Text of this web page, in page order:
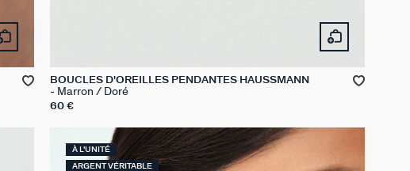
BOUCLES D'OREILLES PENDANTES HAUSSMANN
Marron / Doré
60 €
À L'UNITÉ
ARGENT VÉRITABLE